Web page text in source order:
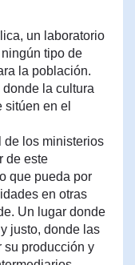
un laboratorio
tipo de
la población.
la cultura
en el
de los ministerios
de este
que pueda por
en otras
Un lugar donde
justo, donde las
su producción y